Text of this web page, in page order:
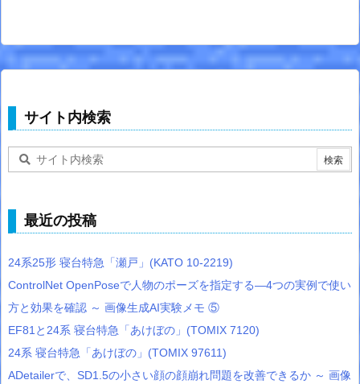
サイト内検索
最近の投稿
24系25形 寝台特急「瀬戸」(KATO 10-2219)
ControlNet OpenPoseで人物のポーズを指定する―4つの実例で使い
方と効果を確認 ～ 画像生成AI実験メモ ⑤
EF81と24系 寝台特急「あけぼの」(TOMIX 7120)
24系 寝台特急「あけぼの」(TOMIX 97611)
ADetailerで、SD1.5の小さい顔の顔崩れ問題を改善できるか ～ 画像